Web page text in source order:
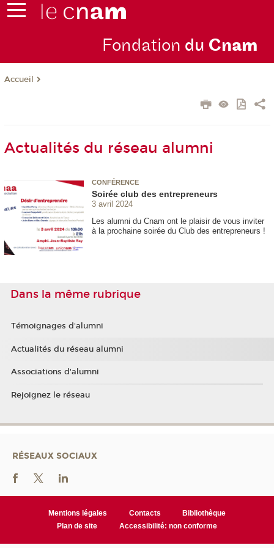
Fondation du Cnam
Accueil
Actualités du réseau alumni
CONFÉRENCE
Soirée club des entrepreneurs
3 avril 2024
Les alumni du Cnam ont le plaisir de vous inviter
à la prochaine soirée du Club des entrepreneurs !
Dans la même rubrique
Témoignages d'alumni
Actualités du réseau alumni
Associations d'alumni
Rejoignez le réseau
RÉSEAUX SOCIAUX
Mentions légales Contacts
Bibliothèque
Plan de site
Accessibilité: non conforme